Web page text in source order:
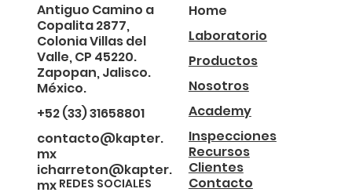
Antiguo Camino a
Copalita 2877,
Colonia Villas del
Valle, CP 45220.
Zapopan, Jalisco.
México.
+52 (33) 31658801
contacto@kapter.
mx
icharreton@kapter.
mx
Home
Nosotros
Laboratorio
Academy
Productos
Inspecciones
Recursos
Clientes
Contacto
REDES SOCIALES